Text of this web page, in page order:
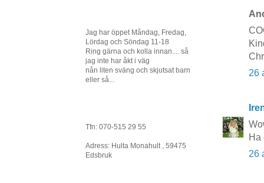
26
Ha
26
Jag har öppet Måndag, Fredag,
Lördag och Söndag 11-18
Ring gärna och kolla innan.... så
jag inte har åkt i väg
nån liten sväng och skjutsat barn
eller så...
Tfn: 070-515 29 55
Adress: Hulta Monahult , 59475
Edsbruk